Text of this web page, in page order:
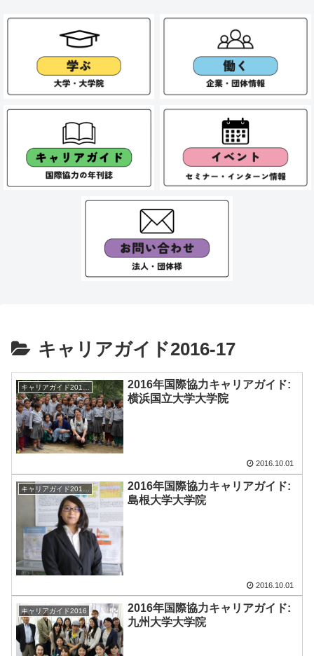
キャリアガイド2016-17
2016年国際協力キャリアガイド:
横浜国立大学大学院
2016.10.01
キャリアガイド2016-17
2016年国際協力キャリアガイド:
島根大学大学院
2016.10.01
キャリアガイド2016
2016年国際協力キャリアガイド:
九州大学大学院